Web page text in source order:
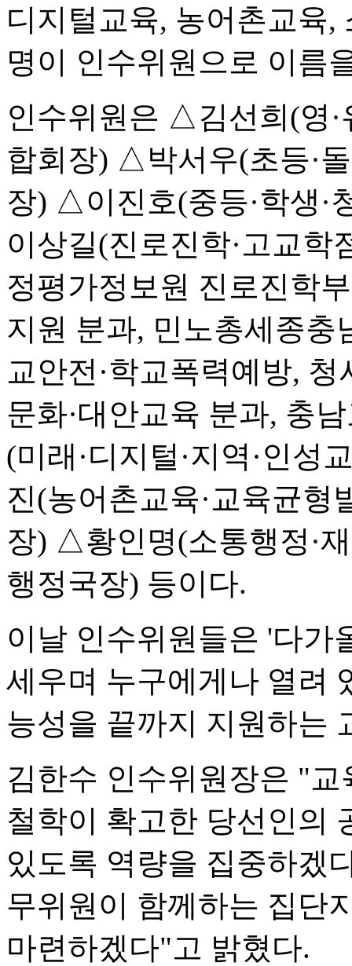
디지털교육, 농어촌교육,
명이 인수위원으로 이름
인수위원은 △김선희(영
합회장) △박서우(초등·
장) △이진호(중등·학생·
이상길(진로진학·고교학
정평가정보원 진로진학
지원 분과, 민노총세종
교안전·학교폭력예방,
문화·대안교육 분과, 충
(미래·디지털·지역·인
진(농어촌교육·교육균형
장) △황인명(소통행정·
행정국장) 등이다.
이날 인수위원들은 '다가
세우며 누구에게나 열려
능성을 끝까지 지원하는
김한수 인수위원장은 "
철학이 확고한 당선인의
있도록 역량을 집중하겠
무위원이 함께하는 집단
마련하겠다"고 밝혔다.